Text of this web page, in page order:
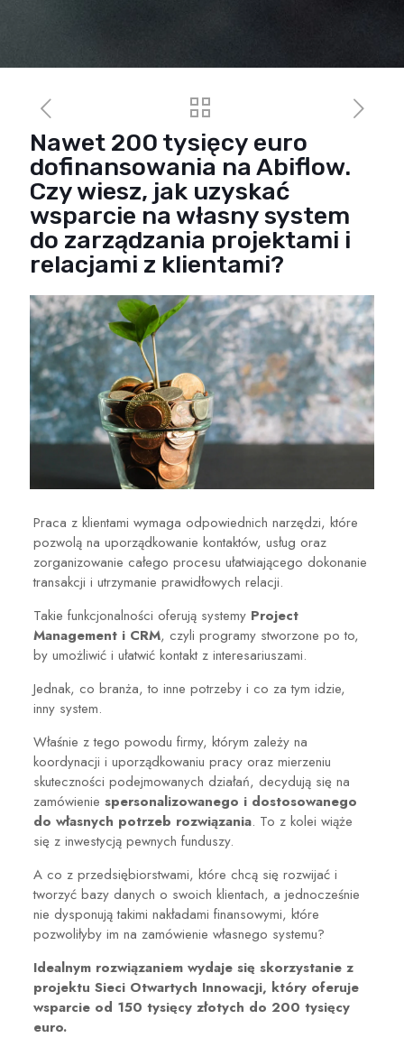
Nawet 200 tysięcy euro
dofinansowania na Abiflow.
Czy wiesz, jak uzyskać
wsparcie na własny system
do zarządzania projektami i
relacjami z klientami?
Praca z klientami wymaga odpowiednich narzędzi, które
pozwolą na uporządkowanie kontaktów, usług oraz
zorganizowanie całego procesu ułatwiającego dokonanie
transakcji i utrzymanie prawidłowych relacji.
Takie funkcjonalności oferują systemy Project
Management i CRM, czyli programy stworzone po to,
by umożliwić i ułatwić kontakt z interesariuszami.
Jednak, co branża, to inne potrzeby i co za tym idzie,
inny system.
Właśnie z tego powodu firmy, którym zależy na
koordynacji i uporządkowaniu pracy oraz mierzeniu
skuteczności podejmowanych działań, decydują się na
zamówienie spersonalizowanego i dostosowanego
do własnych potrzeb rozwiązania. To z kolei wiąże
się z inwestycją pewnych funduszy.
A co z przedsiębiorstwami, które chcą się rozwijać i
tworzyć bazy danych o swoich klientach, a jednocześnie
nie dysponują takimi nakładami finansowymi, które
pozwoliłyby im na zamówienie własnego systemu?
Idealnym rozwiązaniem wydaje się skorzystanie z
projektu Sieci Otwartych Innowacji, który oferuje
wsparcie od 150 tysięcy złotych do 200 tysięcy
euro.